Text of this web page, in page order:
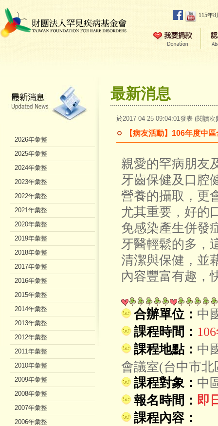
115年
最新消息
於2017-04-25 09:04:01發表 (閱讀次
【病友活動】106年度中
親愛的罕病朋友
牙齒保健及口腔
營養的攝取，更
尤其重要，好的
免感染產生併發
牙醫輕鬆的多，
清潔與保健，並
內容豐富有趣，
合辦單位： 中
課程時間：
課程地點： 中
會議室(台中市
課程對象： 中
報名時間： 即
課程內容：
2026年彙整
2025年彙整
2024年彙整
2023年彙整
2022年彙整
2021年彙整
2020年彙整
2019年彙整
2018年彙整
2017年彙整
2016年彙整
2015年彙整
2014年彙整
2013年彙整
2012年彙整
2011年彙整
2010年彙整
2009年彙整
2008年彙整
2007年彙整
2006年彙整